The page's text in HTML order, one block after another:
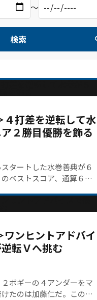
〜
検索
４打差を逆転して水
２勝目優勝を飾る
タートした水巻善典が６
ベストスコア、通算６ア
年の榊原温泉シニア以
通算２勝目を飾った。
ンヒントアドバイ
転Ｖへ挑む
ボギーの４アンダーをマ
たのは加藤仁だ。この日